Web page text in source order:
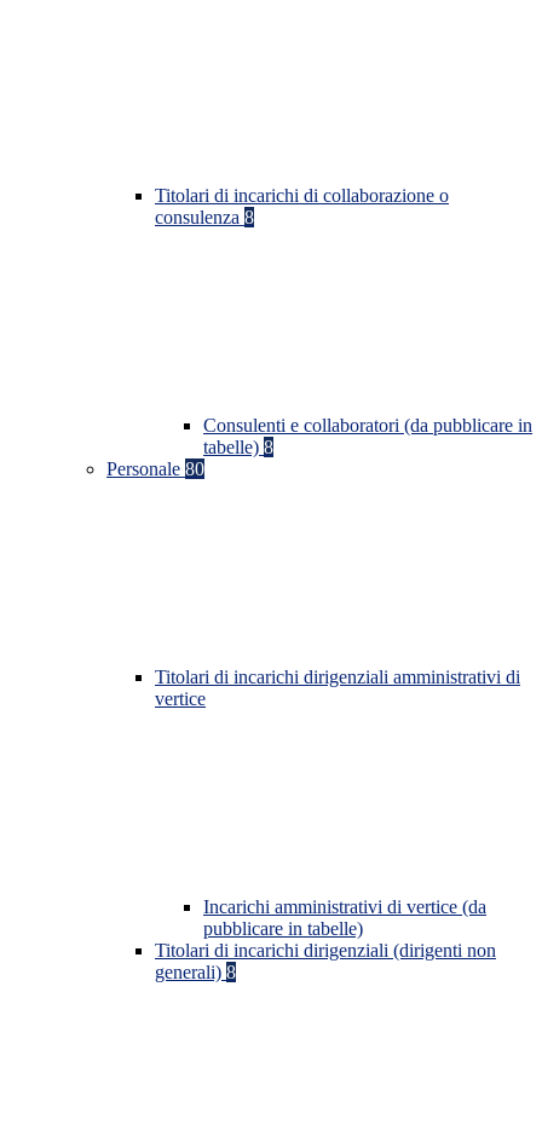
Titolari di incarichi di collaborazione o
consulenza 8
Consulenti e collaboratori (da pubblicare in
tabelle) 8
Personale 80
Titolari di incarichi dirigenziali amministrativi di
vertice
Incarichi amministrativi di vertice (da
pubblicare in tabelle)
Titolari di incarichi dirigenziali (dirigenti non
generali) 8